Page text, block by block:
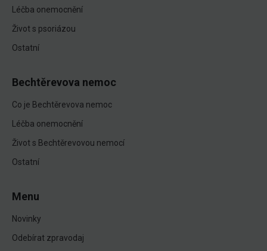
Léčba onemocnění
Život s psoriázou
Ostatní
Bechtěrevova nemoc
Co je Bechtěrevova nemoc
Léčba onemocnění
Život s Bechtěrevovou nemocí
Ostatní
Menu
Novinky
Odebírat zpravodaj